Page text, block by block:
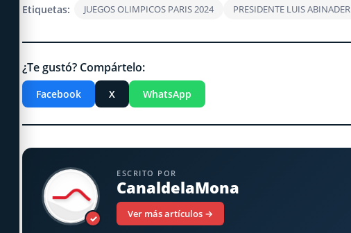
Etiquetas: JUEGOS OLIMPICOS PARIS 2024 PRESIDENTE LUIS ABINADER
¿Te gustó? Compártelo:
Facebook X WhatsApp
✓
ESCRITO POR
CanaldelaMona
Ver más artículos →